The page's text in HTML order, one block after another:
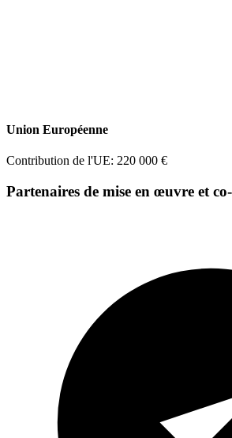
Union Européenne
Contribution de l'UE: 220 000 €
Partenaires de mise en œuvre et